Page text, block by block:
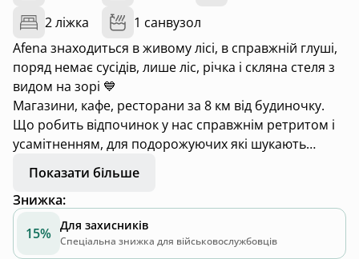
2 ліжка
1 санвузол
Afena знаходиться в живому лісі, в справжній глуші,
поряд немає сусідів, лише ліс, річка і скляна стеля з
видом на зорі 💙
Магазини, кафе, ресторани за 8 км від будиночку.
Що робить відпочинок у нас справжнім ретритом і
усамітненням, для подорожуючих які шукають
природу, спокій і тишу. Відпочиваючи в Afena гості
можуть не зустрітити жодної людини протягом двох
трьох днів.
Афини - так називають гуцульською Карпатську
Показати більше
Знижка:
15% Для захисників
Спеціальна знижка для військовослужбовців